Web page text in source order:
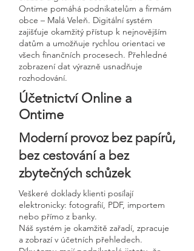
Ontime pomáhá podnikatelům a firmám
obce – Malá Veleň. Digitální systém
zajišťuje okamžitý přístup k nejnovějším
datům a umožňuje rychlou orientaci ve
všech finančních procesech. Přehledné
zobrazení dat výrazně usnadňuje
rozhodování.
Účetnictví Online a
Ontime
Moderní provoz bez papírů,
bez cestování a bez
zbytečných schůzek
Veškeré doklady klienti posílají
elektronicky: fotografií, PDF, importem
nebo přímo z banky.
Náš systém je okamžitě zařadí, zpracuje
a zobrazí v účetních přehledech.